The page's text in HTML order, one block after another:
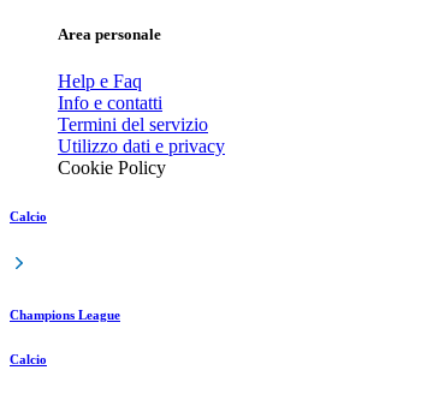
Area personale
Help e Faq
Info e contatti
Termini del servizio
Utilizzo dati e privacy
Cookie Policy
Calcio
Champions League
Calcio